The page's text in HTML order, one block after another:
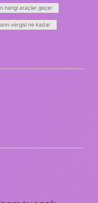
hangi araçlar geçer
vergisi ne kadar